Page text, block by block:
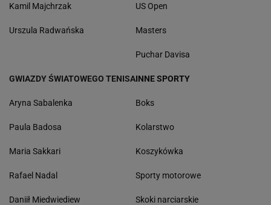
Kamil Majchrzak
Urszula Radwańska
US Open
Masters
Puchar Davisa
GWIAZDY ŚWIATOWEGO TENISA
Aryna Sabalenka
Paula Badosa
Maria Sakkari
Rafael Nadal
Daniił Miedwiediew
INNE SPORTY
Boks
Kolarstwo
Koszykówka
Sporty motorowe
Skoki narciarskie